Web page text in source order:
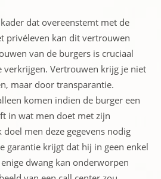
dat overeenstemt met de
privéleven kan dit vertrouwen
van de burgers is cruciaal
verkrijgen. Vertrouwen krijg je niet
maar door transparantie.
komen indien de burger een
in wat men doet met zijn
doel men deze gegevens nodig
garantie krijgt dat hij in geen enkel
dwang kan onderworpen